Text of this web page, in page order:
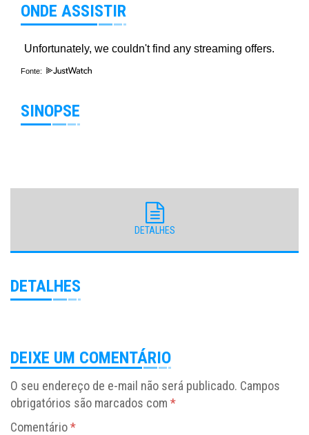
ONDE ASSISTIR
Fonte:
SINOPSE
DETALHES
DETALHES
DEIXE UM COMENTÁRIO
O seu endereço de e-mail não será publicado. Campos
obrigatórios são marcados com *
Comentário*